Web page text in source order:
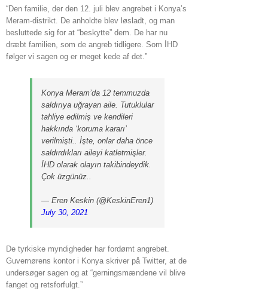
“Den familie, der den 12. juli blev angrebet i Konya’s
Meram-distrikt. De anholdte blev løsladt, og man
besluttede sig for at “beskytte” dem. De har nu
dræbt familien, som de angreb tidligere. Som İHD
følger vi sagen og er meget kede af det.”
Konya Meram’da 12 temmuzda
saldırıya uğrayan aile. Tutuklular
tahliye edilmiş ve kendileri
hakkında ‘koruma kararı’
verilmişti.. İşte, onlar daha önce
saldırdıkları aileyi katletmişler.
İHD olarak olayın takibindeydik.
Çok üzgünüz..
— Eren Keskin (@KeskinEren1)
July 30, 2021
De tyrkiske myndigheder har fordømt angrebet.
Guvernørens kontor i Konya skriver på Twitter, at de
undersøger sagen og at “gerningsmændene vil blive
fanget og retsforfulgt.”